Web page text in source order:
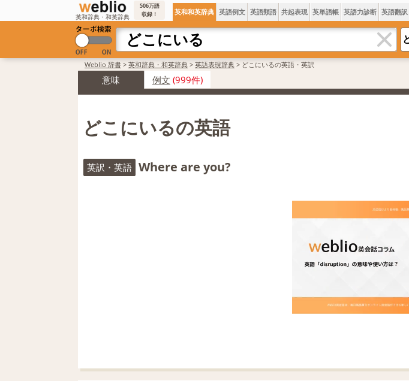
英和辞典・和英辞典
506万語
収録！
英和和英辞典 英語例文 英語類語 共起表現 英単語帳 英語力診断 英語翻訳
Weblio 辞書 > 英和辞典・和英辞典 > 英語表現辞典 > どこにいるの英語・英訳
意味 例文 (999件)
どこにいるの英語
英訳・英語 Where are you?